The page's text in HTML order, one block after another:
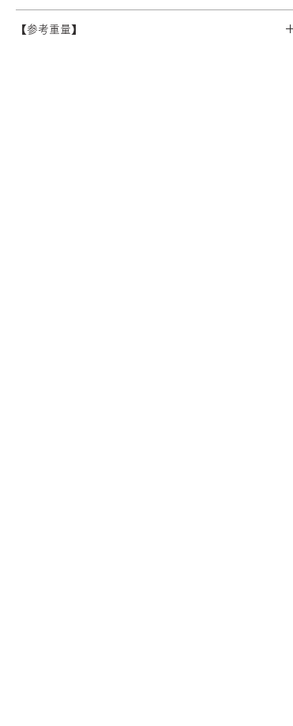
す。詳細なお時間帯のご指定や日曜・祝日の配送指定が
できない場合がございます。あらかじめご了承くださ
シート：PP・モールドウレタン
【参考重量】